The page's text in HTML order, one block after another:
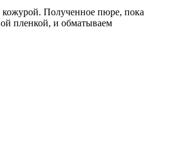
кожурой. Полученное пюре, пока
пленкой, и обматываем